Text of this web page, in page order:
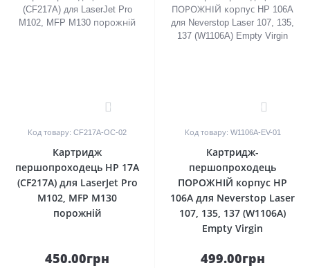
Код товару: CF217A-OC-02
Картридж
першопроходець HP 17A
(CF217A) для LaserJet Pro
M102, MFP M130
порожній
450.00грн
Код товару: W1106A-EV-01
Картридж-
першопроходець
ПОРОЖНІЙ корпус HP
106A для Neverstop Laser
107, 135, 137 (W1106A)
Empty Virgin
499.00грн